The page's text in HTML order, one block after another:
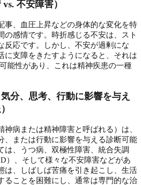
不安障害）
事、血圧上昇などの身体的な変化を特
の感情です。時折感じる不安は、スト
反応です。しかし、不安が過剰にな
に支障をきたすようになると、それは
能性があり、これは精神疾患の一種
分、思考、行動に影響を与え
神病または精神障害と呼ばれる）は、
、または行動に影響を与える診断可能
は、うつ病、双極性障害、統合失調
）、そして様々な不安障害などがあ
は、しばしば苦痛を引き起こし、生活
ることを困難にし、通常は専門的な治